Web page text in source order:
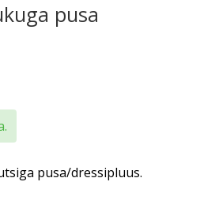
pusa
pusa/dressipluus.